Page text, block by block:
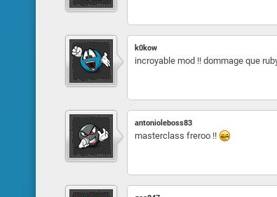
k0kow
incroyable mod !! dommage que
antonioleboss83
masterclass freroo !!